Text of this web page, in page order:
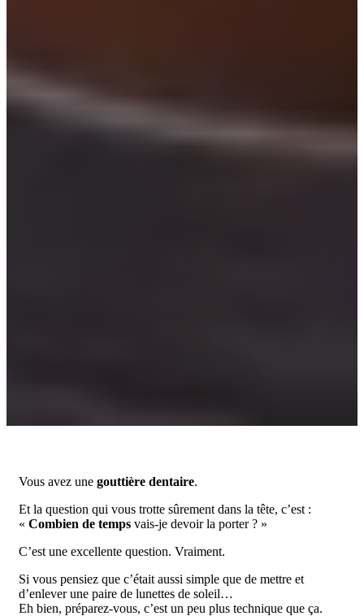
Vous avez une gouttière dentaire.
Et la question qui vous trotte sûrement dans la tête, c’est :
« Combien de temps vais-je devoir la porter ? »
C’est une excellente question. Vraiment.
Si vous pensiez que c’était aussi simple que de mettre et
d’enlever une paire de lunettes de soleil…
Eh bien, préparez-vous, c’est un peu plus technique que ça.